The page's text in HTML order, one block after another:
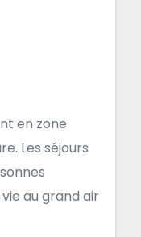
en zone
Les séjours
au grand air